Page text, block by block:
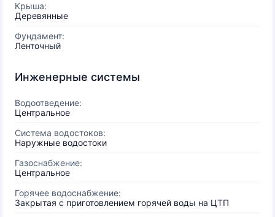
Крыша:
Деревянные
Фундамент:
Ленточный
Инженерные системы
Водоотведение:
Центральное
Система водостоков:
Наружные водостоки
Газоснабжение:
Центральное
Горячее водоснабжение:
Закрытая с приготовлением горячей воды на ЦТП